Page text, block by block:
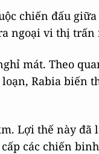
chiến đấu
ngoại vi thị trấn
mát. Theo
Rabia biến
Lợi thế này đã
các chiến